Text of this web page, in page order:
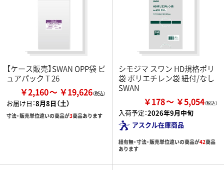
【ケース販売】SWAN OPP袋 ピ
ュアパック T 26
￥2,160 ￥19,626
お届け日：8月8日（土）
寸法・販売単位違いの商品が3商品あります
シモジマ スワン HD規格ポリ
袋 ポリエチレン袋 紐付/なし
SWAN
￥178 ￥5,054
入荷予定：2026年9月中旬
アスクル在庫商品
紐有無・寸法・販売単位違いの商品が42商品
あります